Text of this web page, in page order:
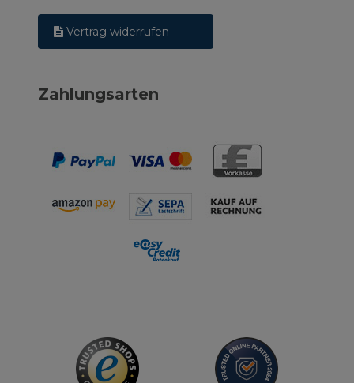
Vertrag widerrufen
Zahlungsarten